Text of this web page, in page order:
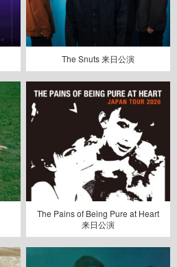
The Snuts 来日公演
The Pains of Being Pure at Heart
来日公演